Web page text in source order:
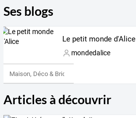
Ses blogs
Le petit monde d'Alice
mondedalice
Maison, Déco & Bricolage
Articles à découvrir